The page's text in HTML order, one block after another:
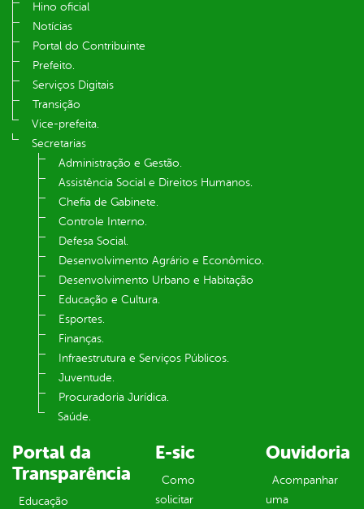
Hino oficial
Notícias
Portal do Contribuinte
Prefeito.
Serviços Digitais
Transição
Vice-prefeita.
Secretarias
Administração e Gestão.
Assistência Social e Direitos Humanos.
Chefia de Gabinete.
Controle Interno.
Defesa Social.
Desenvolvimento Agrário e Econômico.
Desenvolvimento Urbano e Habitação
Educação e Cultura.
Esportes.
Finanças.
Infraestrutura e Serviços Públicos.
Juventude.
Procuradoria Jurídica.
Saúde.
Portal da
Transparência
Educação
E-sic
Como
solicitar
Ouvidoria
Acompanhar
uma